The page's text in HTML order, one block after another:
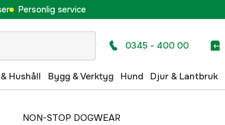
Personlig service
0345 - 400 00
Hushåll Bygg & Verktyg Hund Djur & Lantbruk
NON-STOP DOGWEAR